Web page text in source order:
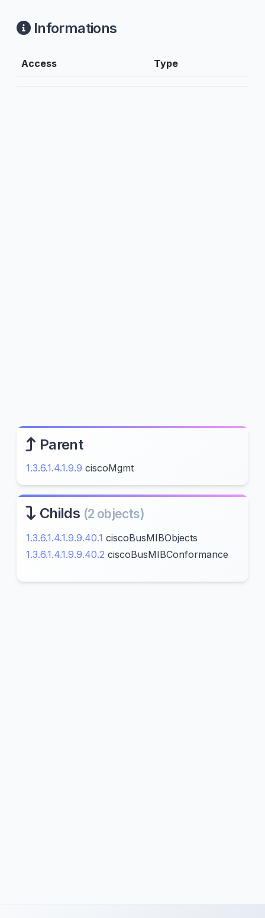
Informations
Access Type
Parent
1.3.6.1.4.1.9.9 ciscoMgmt
Childs (2 objects)
1.3.6.1.4.1.9.9.40.1 ciscoBusMIBObjects
1.3.6.1.4.1.9.9.40.2 ciscoBusMIBConformance